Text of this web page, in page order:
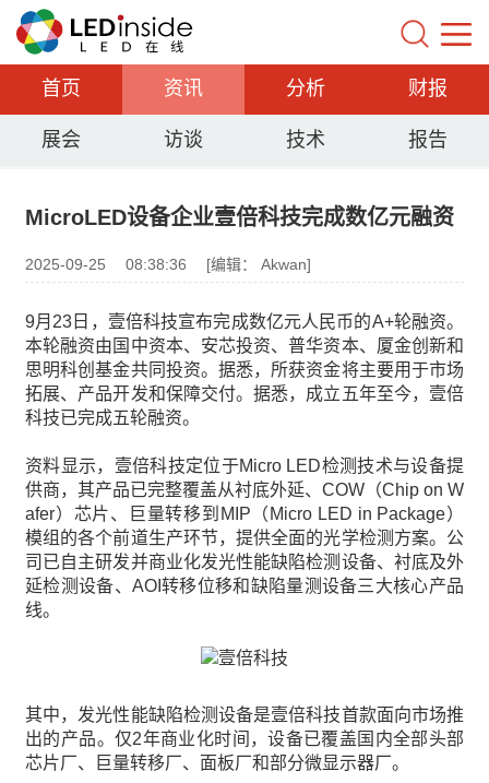
首页 资讯 分析 财报
展会 访谈 技术 报告
MicroLED设备企业壹倍科技完成数亿元融资
2025-09-25 08:38:36 [编辑： Akwan]
9月23日，壹倍科技宣布完成数亿元人民币的A+轮融资。
本轮融资由国中资本、安芯投资、普华资本、厦金创新和
思明科创基金共同投资。据悉，所获资金将主要用于市场
拓展、产品开发和保障交付。据悉，成立五年至今，壹倍
科技已完成五轮融资。
资料显示，壹倍科技定位于Micro LED检测技术与设备提
供商，其产品已完整覆盖从衬底外延、COW（Chip on W
afer）芯片、巨量转移到MIP（Micro LED in Package）
模组的各个前道生产环节，提供全面的光学检测方案。公
司已自主研发并商业化发光性能缺陷检测设备、衬底及外
延检测设备、AOI转移位移和缺陷量测设备三大核心产品
线。
其中，发光性能缺陷检测设备是壹倍科技首款面向市场推
出的产品。仅2年商业化时间，设备已覆盖国内全部头部
芯片厂、巨量转移厂、面板厂和部分微显示器厂。